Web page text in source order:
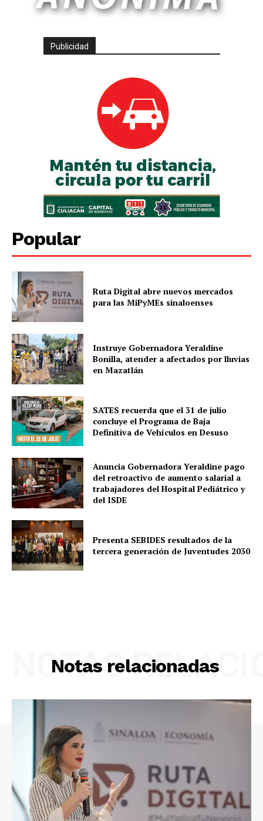
Publicidad
Popular
Ruta Digital abre nuevos mercados
para las MiPyMEs sinaloenses
Instruye Gobernadora Yeraldine
Bonilla, atender a afectados por lluvias
en Mazatlán
SATES recuerda que el 31 de julio
concluye el Programa de Baja
Definitiva de Vehículos en Desuso
Anuncia Gobernadora Yeraldine pago
del retroactivo de aumento salarial a
trabajadores del Hospital Pediátrico y
del ISDE
Presenta SEBIDES resultados de la
tercera generación de Juventudes 2030
Notas relacionadas
NOTAS